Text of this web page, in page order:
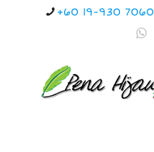
+60 19-930 7060